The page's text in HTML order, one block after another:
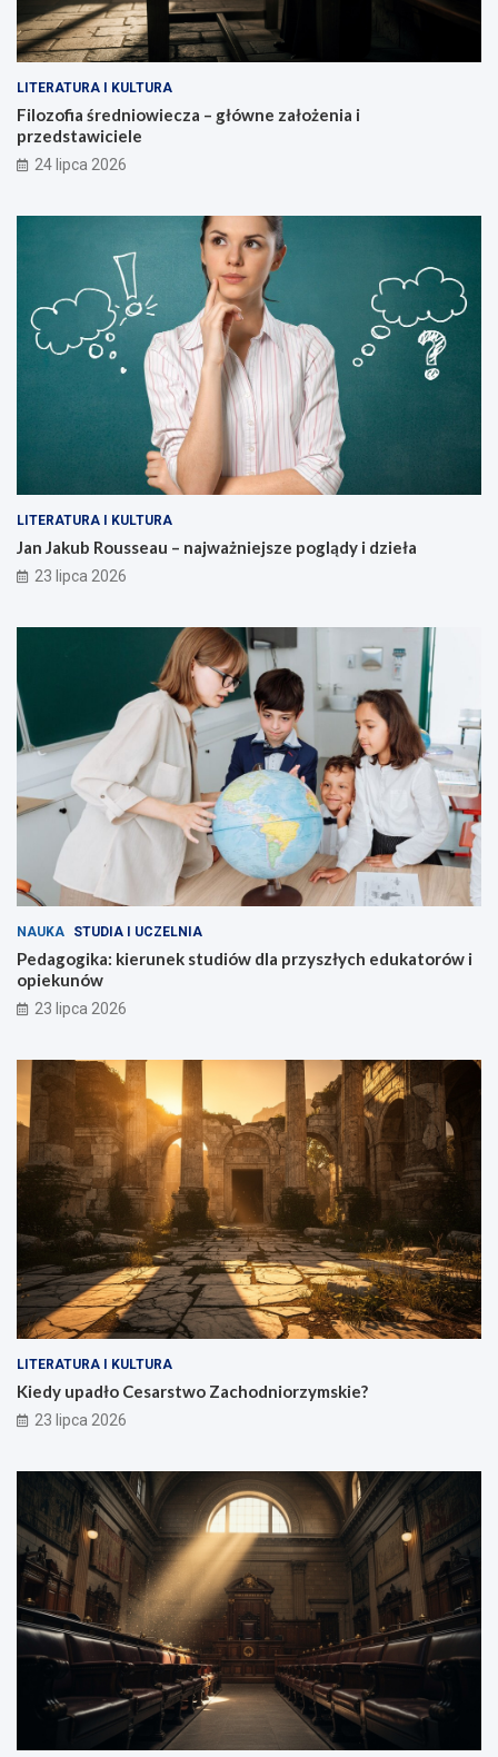
LITERATURA I KULTURA
Filozofia średniowiecza – główne założenia i
przedstawiciele
24 lipca 2026
LITERATURA I KULTURA
Jan Jakub Rousseau – najważniejsze poglądy i dzieła
23 lipca 2026
NAUKA STUDIA I UCZELNIA
Pedagogika: kierunek studiów dla przyszłych edukatorów i
opiekunów
23 lipca 2026
LITERATURA I KULTURA
Kiedy upadło Cesarstwo Zachodniorzymskie?
23 lipca 2026